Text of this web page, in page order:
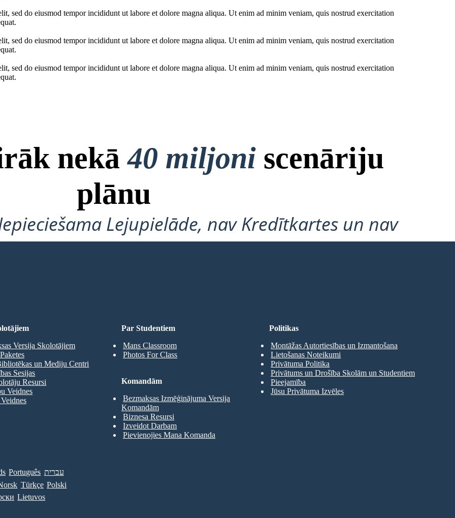
sed do eiusmod tempor incididunt ut labore et dolore magna aliqua. Ut enim ad minim veniam, quis nostrud exercitation
sed do eiusmod tempor incididunt ut labore et dolore magna aliqua. Ut enim ad minim veniam, quis nostrud exercitation
sed do eiusmod tempor incididunt ut labore et dolore magna aliqua. Ut enim ad minim veniam, quis nostrud exercitation
nekā40 miljoni scenāriju
plānu
Lejupielāde, nav Kredītkartes un nav
Nepieciešama Pieteikšanās!
Par Studentiem
Mans Classroom
Photos For Class
Versija Skolotājiem
un Mediju Centri
Sesijas
Resursi
Veidnes
Komandām
Bezmaksas Izmēģinājuma Versija
Komandām
Biznesa Resursi
Izveidot Darbam
Pievienojies Mana Komanda
Politikas
Montāžas Autortiesības un Izmantošana
Lietošanas Noteikumi
Privātuma Politika
Privātums un Drošība Skolām un Studentiem
Pieejamība
Jūsu Privātuma Izvēles
Português עברית
Türkçe Polski
Lietuvos